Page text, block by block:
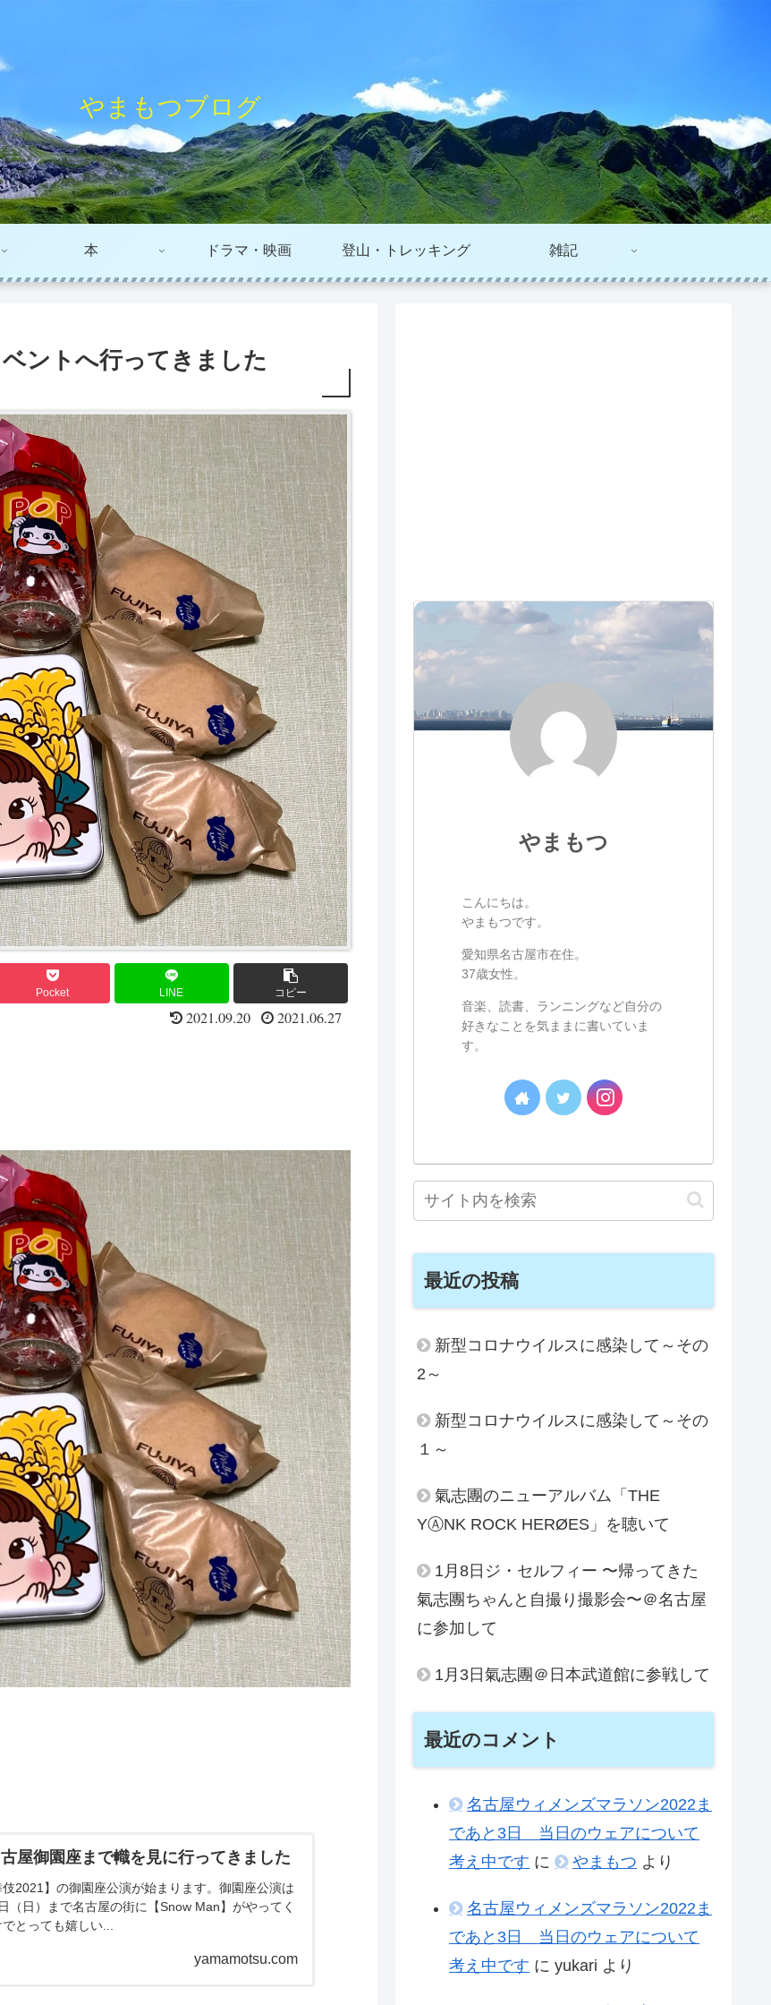
やまもつブログ
本 ドラマ・映画 登山・トレッキング 雑記
ントへ行ってきました
Pocket LINE コピー
2021.09.20 2021.06.27
屋御園座まで幟を見に行ってきました
2021】の御園座公演が始まります。御園座公演は
（日）まで名古屋の街に【Snow Man】がやってく
とっても嬉しい...
yamamotsu.com
やまもつ
こんにちは。
やまもつです。
愛知県名古屋市在住。
37歳女性。
音楽、読書、ランニングなど自分の
好きなことを気ままに書いていま
す。
最近の投稿
新型コロナウイルスに感染して～その
2～
新型コロナウイルスに感染して～その
１～
氣志團のニューアルバム「THE
YⒶNK ROCK HERØES」を聴いて
1月8日ジ・セルフィー 〜帰ってきた
氣志團ちゃんと自撮り撮影会〜＠名古屋
に参加して
1月3日氣志團＠日本武道館に参戦して
最近のコメント
名古屋ウィメンズマラソン2022ま
であと3日 当日のウェアについて
考え中です に やまもつ より
名古屋ウィメンズマラソン2022ま
であと3日 当日のウェアについて
考え中です に yukari より